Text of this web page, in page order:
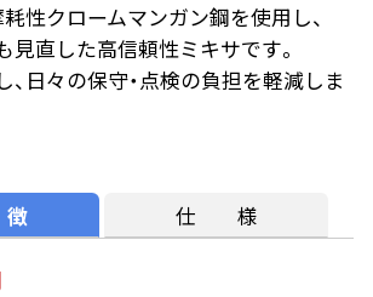
性クロームマンガン鋼を使用し、
見直した高信頼性ミキサです。
日々の保守・点検の負担を軽減しま
仕 様